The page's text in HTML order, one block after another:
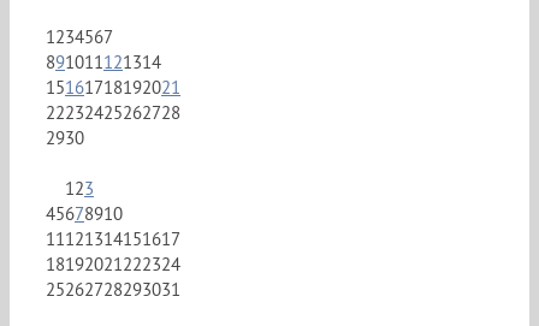
1 234567
891011 121314
15161718192021
22232425262728
2930
1 23
45678910
11 121314151617
18192021 222324
25262728293031